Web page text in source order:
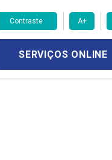
Contraste A+
SERVIÇOS ONLINE